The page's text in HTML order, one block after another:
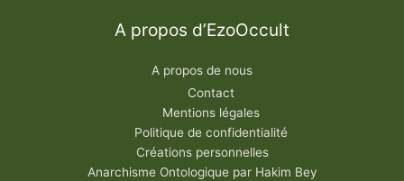
A propos d’EzoOccult
A propos de nous
Contact
Mentions légales
Politique de confidentialité
Créations personnelles
Anarchisme Ontologique par Hakim Bey